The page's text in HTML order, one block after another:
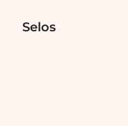
Selos